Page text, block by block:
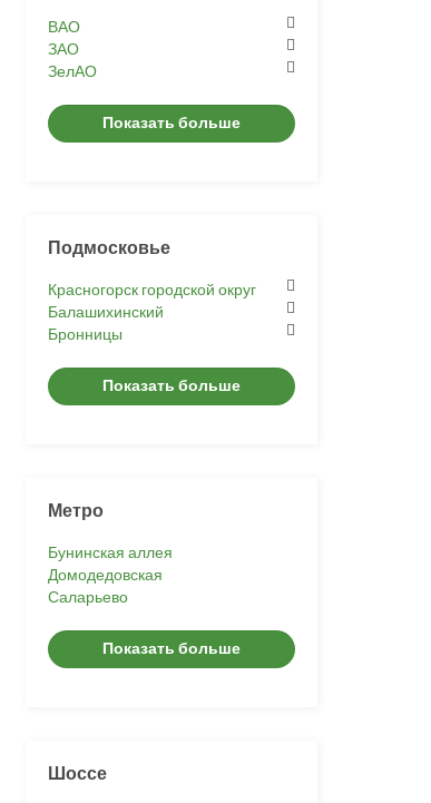
ВАО
ЗАО
ЗелАО
Показать больше
Подмосковье
Красногорск городской округ
Балашихинский
Бронницы
Показать больше
Метро
Бунинская аллея
Домодедовская
Саларьево
Показать больше
Шоссе